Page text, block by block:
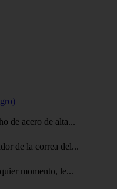
de acero de alta...
de la correa del...
momento, le...